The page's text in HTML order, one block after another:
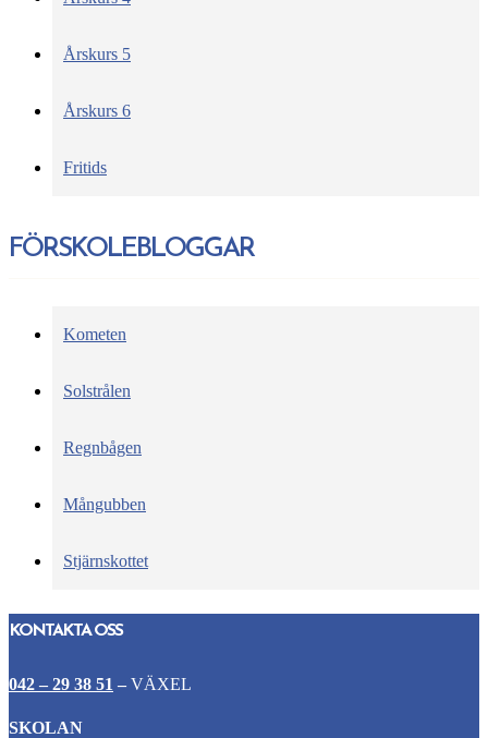
Årskurs 5
Årskurs 6
Fritids
FÖRSKOLEBLOGGAR
Kometen
Solstrålen
Regnbågen
Mångubben
Stjärnskottet
KONTAKTA OSS
042 – 29 38 51 – VÄXEL
SKOLAN